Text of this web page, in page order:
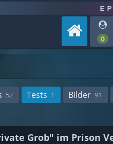
0
52 Tests 1 Bilder 91
Grob" im Prison